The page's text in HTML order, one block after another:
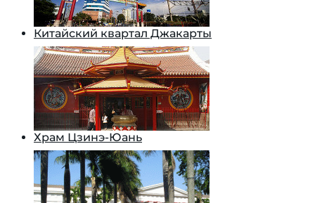
Китайский квартал Джакарты
Храм Цзинэ-Юань